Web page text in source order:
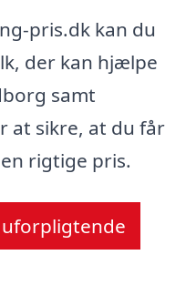
pris.dk kan du
der kan hjælpe
samt
at sikre, at du får
rigtige pris.